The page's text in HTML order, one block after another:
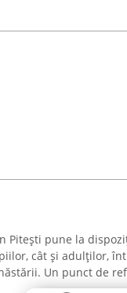
Pitești pune la
cât și adulților,
Un punct de